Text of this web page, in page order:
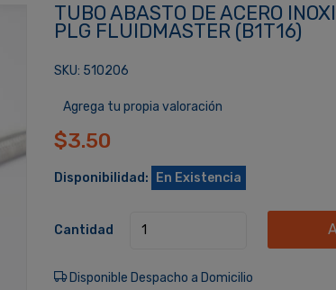
TUBO ABASTO DE ACERO
PLG FLUIDMASTER (B1T16)
SKU: 510206
Agrega tu propia valoración
$3.50
Disponibilidad: En Existencia
Cantidad
Disponible Despacho a Domicilio